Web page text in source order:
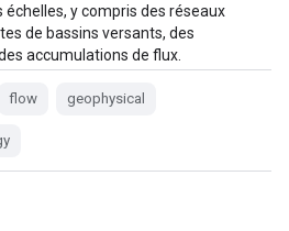
y compris des réseaux
de bassins versants, des
accumulations de flux.
flow geophysical